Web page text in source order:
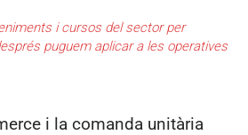
i cursos del sector per
puguem aplicar a les operatives
i la comanda unitària